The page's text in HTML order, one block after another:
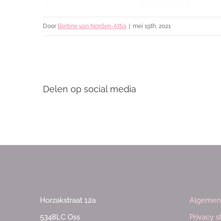
Door Bertine van Norden-Attia mei 19th, 2021
Delen op social media
Horzakstraat 12a
5348LC Oss
Privacy